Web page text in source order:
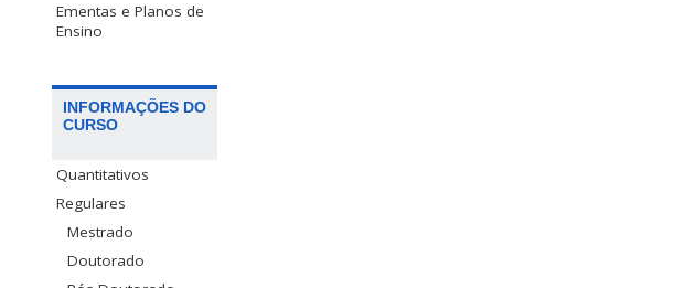
Ementas e Planos de
Ensino
INFORMAÇÕES DO
CURSO
Quantitativos
Regulares
Mestrado
Doutorado